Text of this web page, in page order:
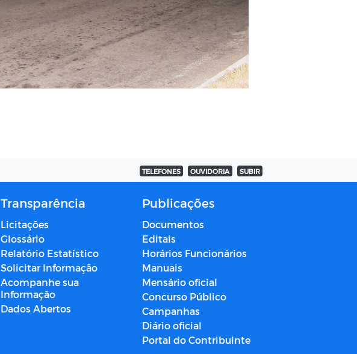
TELEFONES OUVIDORIA SUBIR
Transparência
Licitações
Glossário
Relatório Estatístico
Solicitar Informação
Acompanhe sua
Informação
Dados Abertos
Publicações
Documentos
Editais
Horários Funcionários
Manuais
Mensário oficial
Concurso Público
Campanhas
Diário oficial
Portal do Contribuinte